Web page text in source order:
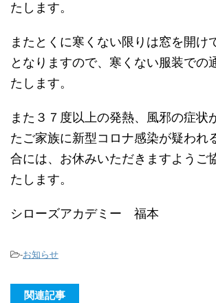
たします。
またとくに寒くない限りは窓を開け
となりますので、寒くない服装での
たします。
また３７度以上の発熱、風邪の症状
たご家族に新型コロナ感染が疑われ
合には、お休みいただきますようご
たします。
シローズアカデミー 福本
-お知らせ
関連記事